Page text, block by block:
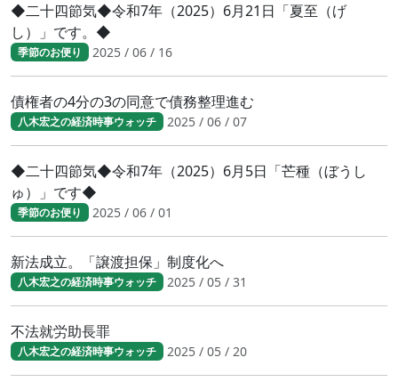
◆二十四節気◆令和7年（2025）6月21日「夏至（げ
し）」です。◆
季節のお便り 2025 / 06 / 16
債権者の4分の3の同意で債務整理進む
八木宏之の経済時事ウォッチ 2025 / 06 / 07
◆二十四節気◆令和7年（2025）6月5日「芒種（ぼうし
ゅ）」です◆
季節のお便り 2025 / 06 / 01
新法成立。「譲渡担保」制度化へ
八木宏之の経済時事ウォッチ 2025 / 05 / 31
不法就労助長罪
八木宏之の経済時事ウォッチ 2025 / 05 / 20